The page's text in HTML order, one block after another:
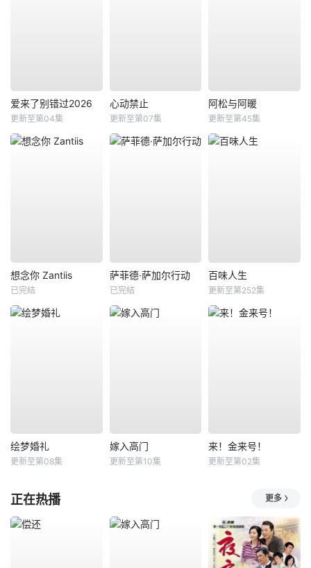
爱来了别错过2026
更新至第04集
心动禁止
更新至第07集
阿松与阿暖
更新至第45集
想念你 Zantiis
已完结
萨菲德·萨加尔行动
已完结
百味人生
更新至第252集
绘梦婚礼
更新至第08集
嫁入高门
更新至第10集
来！金来号！
更新至第02集
正在热播 更多